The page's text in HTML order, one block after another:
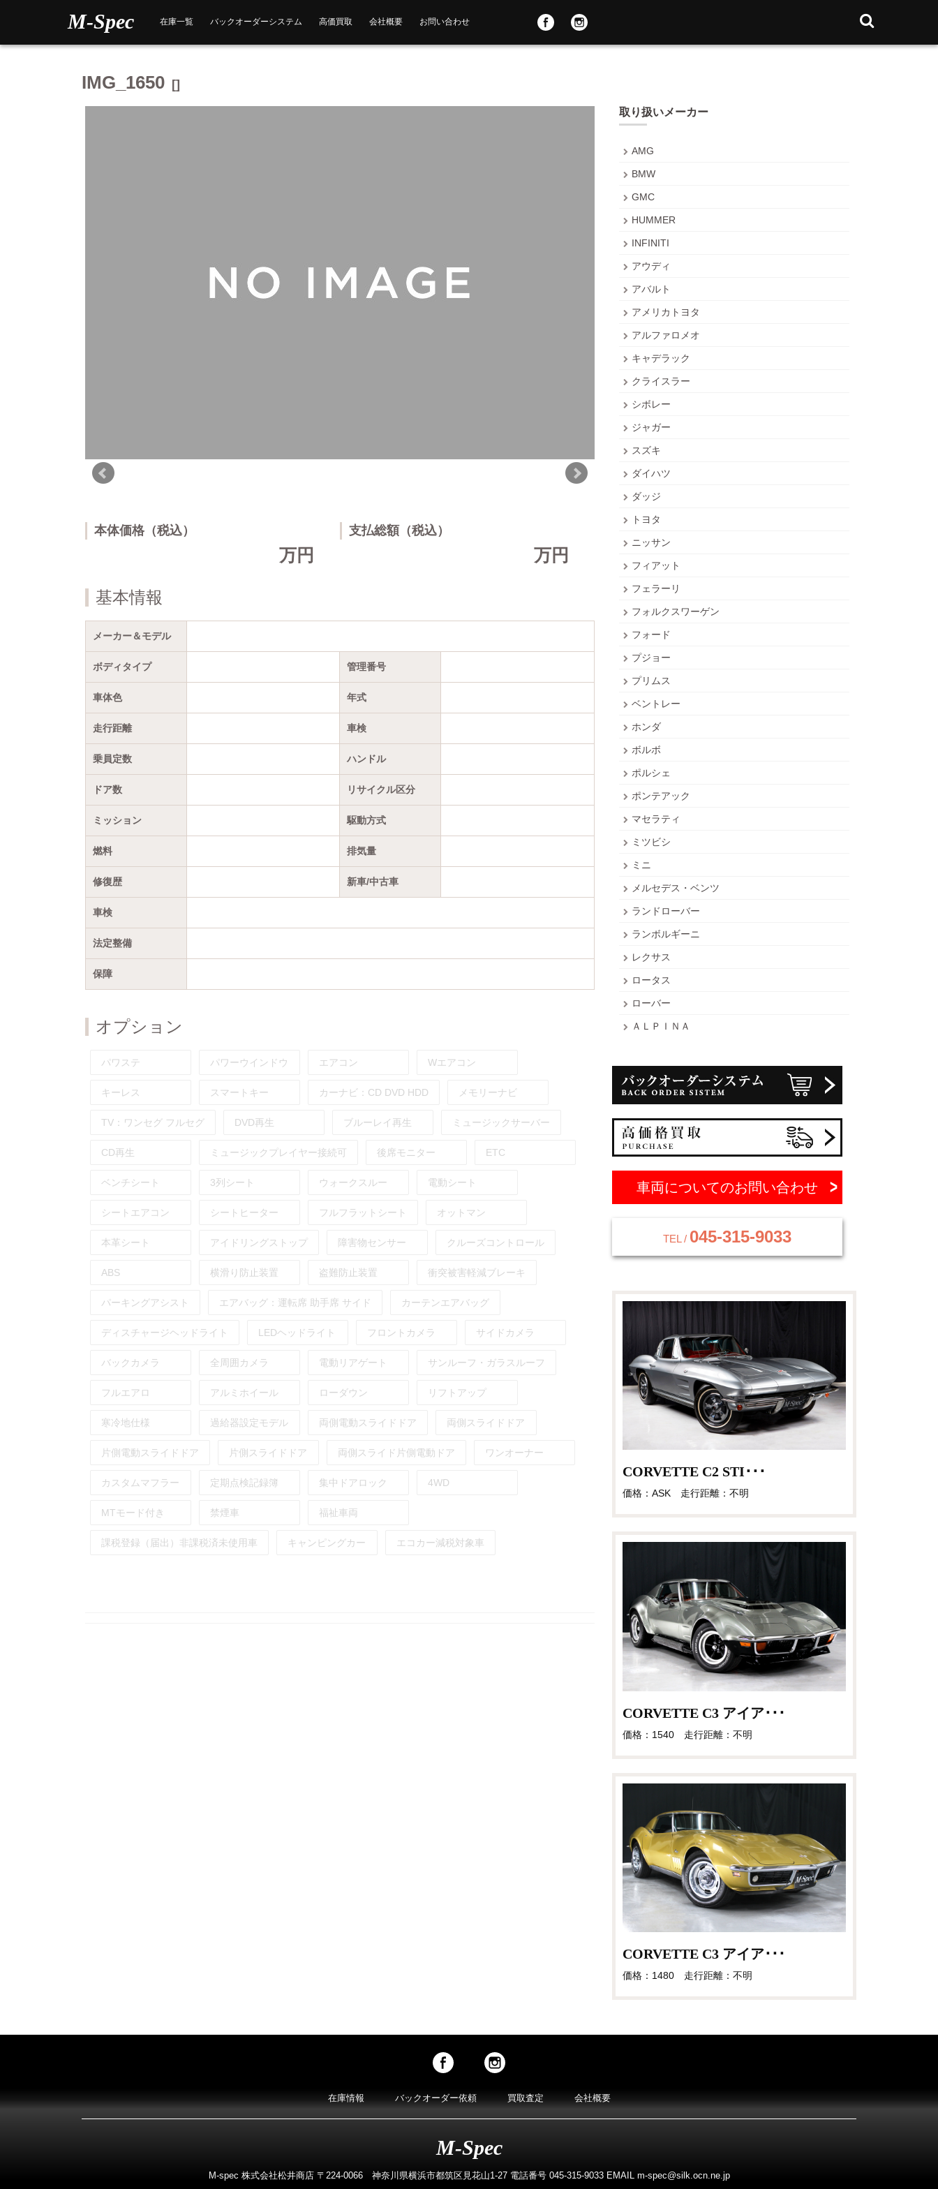
M-Spec 在庫一覧 バックオーダーシステム 高価買取 会社概要 お問い合わせ
IMG_1650 []
本体価格（税込）
万円
支払総額（税込）
万円
基本情報
メーカー＆モデル
ボディタイプ 管理番号
車体色 年式
走行距離 車検
乗員定数 ハンドル
ドア数 リサイクル区分
ミッション 駆動方式
燃料 排気量
修復歴 新車/中古車
車検
法定整備
保障
オプション
パワステ パワーウインドウ エアコン Wエアコン
キーレス スマートキー カーナビ： CD DVD HDD メモリーナビ
TV： ワンセグ フルセグ DVD再生 ブルーレイ再生 ミュージックサーバー
CD再生 ミュージックプレイヤー接続可 後席モニター ETC
ベンチシート 3列シート ウォークスルー 電動シート
シートエアコン シートヒーター フルフラットシート オットマン
本革シート アイドリングストップ 障害物センサー クルーズコントロール
ABS 横滑り防止装置 盗難防止装置 衝突被害軽減ブレーキ
パーキングアシスト エアバッグ： 運転席 助手席 サイド カーテンエアバッグ
ディスチャージヘッドライト LEDヘッドライト フロントカメラ サイドカメラ
バックカメラ 全周囲カメラ 電動リアゲート サンルーフ・ガラスルーフ
フルエアロ アルミホイール ローダウン リフトアップ
寒冷地仕様 過給器設定モデル 両側電動スライドドア 両側スライドドア
片側電動スライドドア 片側スライドドア 両側スライド片側電動ドア ワンオーナー
カスタムマフラー 定期点検記録簿 集中ドアロック 4WD
MTモード付き 禁煙車 福祉車両
課税登録（届出）非課税済未使用車 キャンピングカー エコカー減税対象車
取り扱いメーカー
AMG
BMW
GMC
HUMMER
INFINITI
アウディ
アバルト
アメリカトヨタ
アルファロメオ
キャデラック
クライスラー
シボレー
ジャガー
スズキ
ダイハツ
ダッジ
トヨタ
ニッサン
フィアット
フェラーリ
フォルクスワーゲン
フォード
プジョー
プリムス
ベントレー
ホンダ
ボルボ
ポルシェ
ポンテアック
マセラティ
ミツビシ
ミニ
メルセデス・ベンツ
ランドローバー
ランボルギーニ
レクサス
ロータス
ローバー
ＡＬＰＩＮＡ
車両についてのお問い合わせ
TEL / 045-315-9033
CORVETTE C2 STI･･･
価格：ASK 走行距離：不明
CORVETTE C3 アイア･･･
価格：1540 走行距離：不明
CORVETTE C3 アイア･･･
価格：1480 走行距離：不明
在庫情報 バックオーダー依頼 買取査定 会社概要
M-Spec
M-spec 株式会社松井商店 〒224-0066 神奈川県横浜市都筑区見花山1-27 電話番号 045-315-9033 EMAIL m-spec@silk.ocn.ne.jp